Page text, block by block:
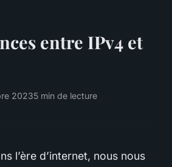
entre IPv4 et
20235 min de lecture
l’ère d’internet, nous nous